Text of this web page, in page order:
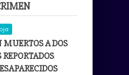
A DOS
REPORTADOS